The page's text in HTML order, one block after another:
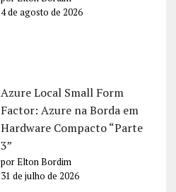
4 de agosto de 2026
Azure Local Small Form
Factor: Azure na Borda em
Hardware Compacto “Parte
3”
por Elton Bordim
31 de julho de 2026